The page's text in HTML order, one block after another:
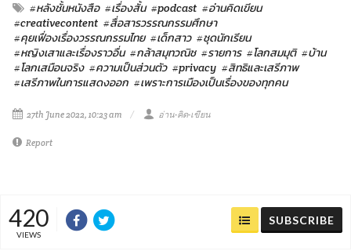
#หลังชั้นหนังสือ #เรื่องสั้น #podcast #อ่านคิดเขียน
#creativecontent #สื่อสารวรรณกรรมศึกษา
#คุยเฟื่องเรื่องวรรณกรรมไทย #เด็กสาว #ชุดนักเรียน
#หญิงเสาและเรื่องราวอื่น #กล้าสมุทวณิช #รายการ #โลกสมมุติ #บ้าน
#โลกเสมือนจริง #ความเป็นส่วนตัว #privacy #สิทธิและเสรีภาพ
#เสรีภาพในการแสดงออก #เพราะการเมืองเป็นเรื่องของทุกคน
27th June 2022, 10:23 am อ่าน-คิด-เขียน
Report
420
VIEWS
SUBSCRIBE